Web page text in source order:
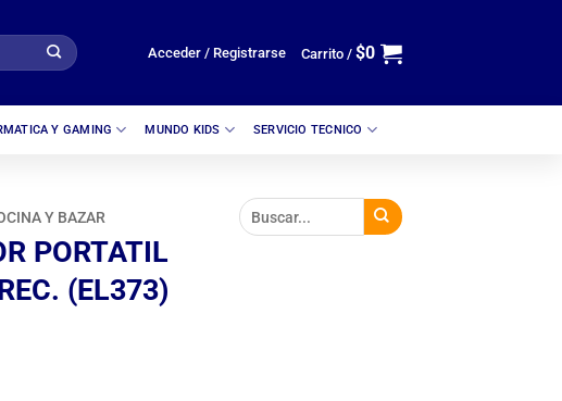
Acceder / Registrarse Carrito / $0
Y GAMING MUNDO KIDS SERVICIO TECNICO
Y BAZAR
PORTATIL
(EL373)